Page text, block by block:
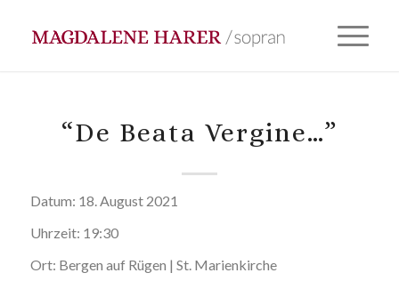
“De Beata Vergine…”
Datum: 18. August 2021
Uhrzeit: 19:30
Ort: Bergen auf Rügen | St. Marienkirche